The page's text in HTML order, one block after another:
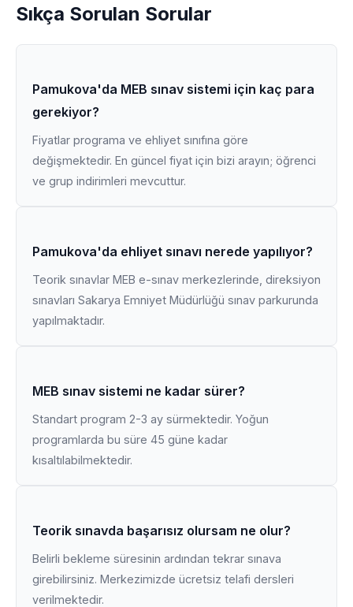
Sıkça Sorulan Sorular
Pamukova'da MEB sınav sistemi için kaç para
gerekiyor?
Fiyatlar programa ve ehliyet sınıfına göre
değişmektedir. En güncel fiyat için bizi arayın; öğrenci
ve grup indirimleri mevcuttur.
Pamukova'da ehliyet sınavı nerede yapılıyor?
Teorik sınavlar MEB e-sınav merkezlerinde, direksiyon
sınavları Sakarya Emniyet Müdürlüğü sınav parkurunda
yapılmaktadır.
MEB sınav sistemi ne kadar sürer?
Standart program 2-3 ay sürmektedir. Yoğun
programlarda bu süre 45 güne kadar
kısaltılabilmektedir.
Teorik sınavda başarısız olursam ne olur?
Belirli bekleme süresinin ardından tekrar sınava
girebilirsiniz. Merkezimizde ücretsiz telafi dersleri
verilmektedir.